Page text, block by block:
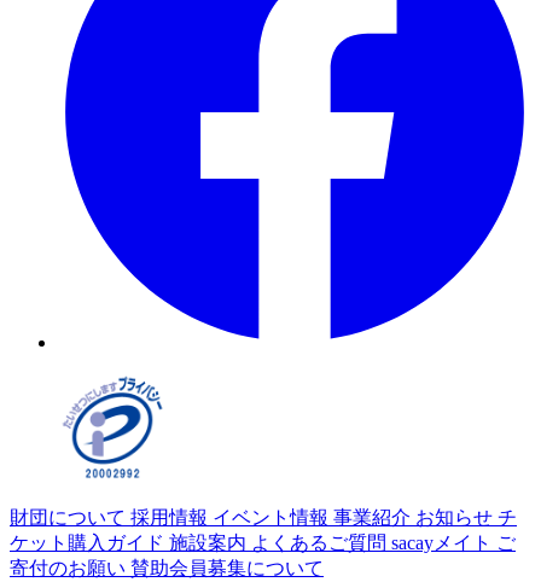
財団について 採用情報 イベント情報 事業紹介 お知らせ チ
ケット購入ガイド 施設案内 よくあるご質問 sacayメイト ご
寄付のお願い 賛助会員募集について